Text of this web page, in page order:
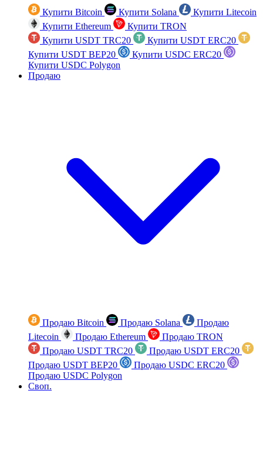
Купити Bitcoin Купити Solana
Купити Litecoin
Купити Ethereum
Купити TRON
Купити USDT TRC20
Купити USDT ERC20
Купити USDT BEP20
Купити USDC ERC20
Купити USDC Polygon
Продаю
Продаю Bitcoin Продаю Solana
Продаю
Litecoin
Продаю Ethereum
Продаю TRON
Продаю USDT TRC20
Продаю USDT ERC20
Продаю USDT BEP20
Продаю USDC ERC20
Продаю USDC Polygon
Своп.